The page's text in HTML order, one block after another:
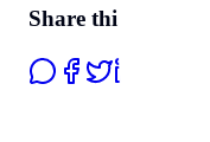
Share this page